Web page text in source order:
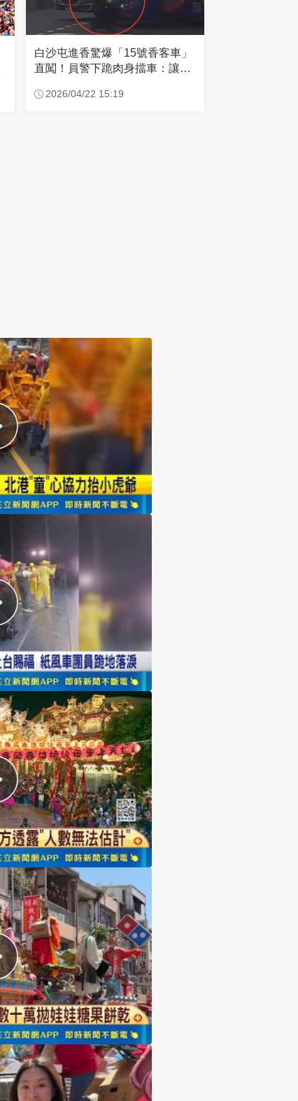
白沙屯進香驚爆「15號香客車」
直闖！員警下跪肉身擋車：讓行
2026/04/22 15:19